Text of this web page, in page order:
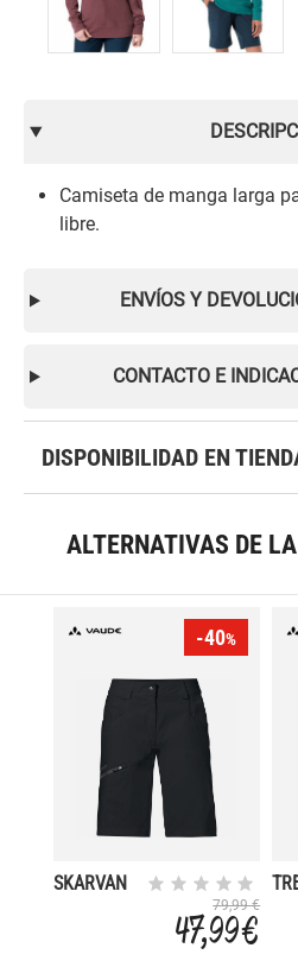
Camiseta de manga larga
libre.
ENVÍOS Y
CONTACTO E
DISPONIBILIDAD EN
ALTERNATIVAS DE
-40%
SKARVAN
79,99 €
47,99 €